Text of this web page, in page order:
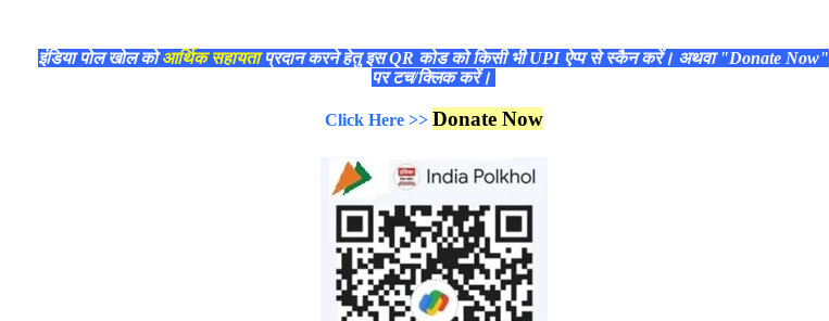
इंडिया पोल खोल कोआर्थिक सहायताप्रदान करने हेतु इस QR कोड को किसी भी UPI ऐप्प से स्कैन करें। अथवा "Donate Now"
पर टच/क्लिक करें।
Click Here >> Donate Now